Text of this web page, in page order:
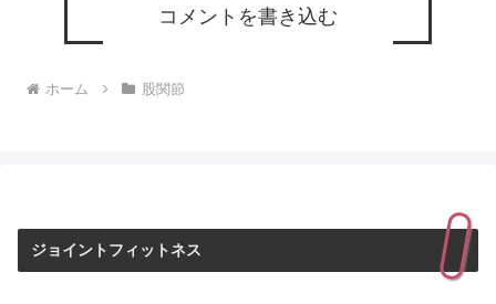
コメントを書き込む
ホーム 股関節
ジョイントフィットネス